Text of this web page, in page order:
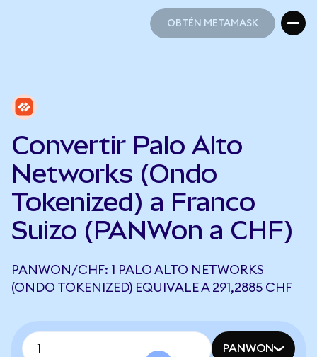
OBTÉN METAMASK
Convertir Palo Alto
Networks (Ondo
Tokenized) a Franco
Suizo (PANWon a CHF)
PANWON/CHF: 1 PALO ALTO NETWORKS
(ONDO TOKENIZED) EQUIVALE A 291,2885 CHF
PANWON